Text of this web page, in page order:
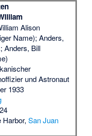
Alison
Name); Anders,
Anders, Bill
und Astronaut
1933
Harbor,San Juan